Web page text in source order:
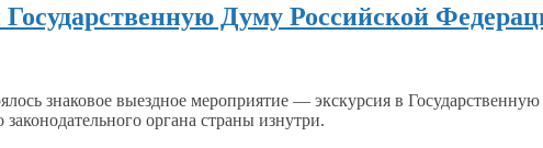
Думу Российской
знаковое выездное мероприятие — экскурсия в Государственную
органа страны изнутри.